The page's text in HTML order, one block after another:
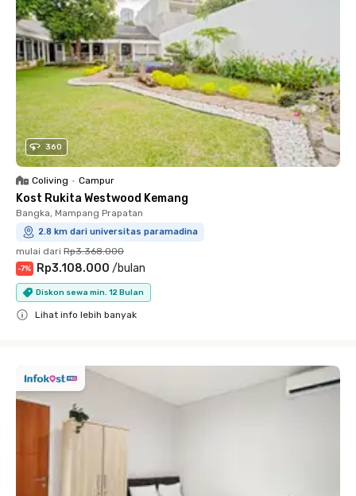
360
Coliving • Campur
Kost Rukita Westwood Kemang
Bangka, Mampang Prapatan
2.8 km dari universitas paramadina
mulai dari Rp3.368.000
-7% Rp3.108.000 /bulan
Diskon sewa min. 12 Bulan
Lihat info lebih banyak